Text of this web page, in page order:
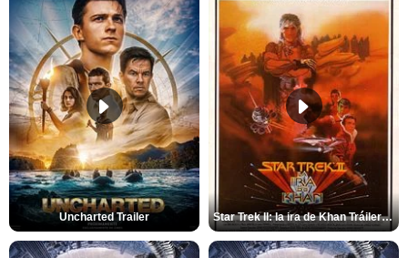
Uncharted Trailer Star Trek II: la ira de Khan Tráiler VO